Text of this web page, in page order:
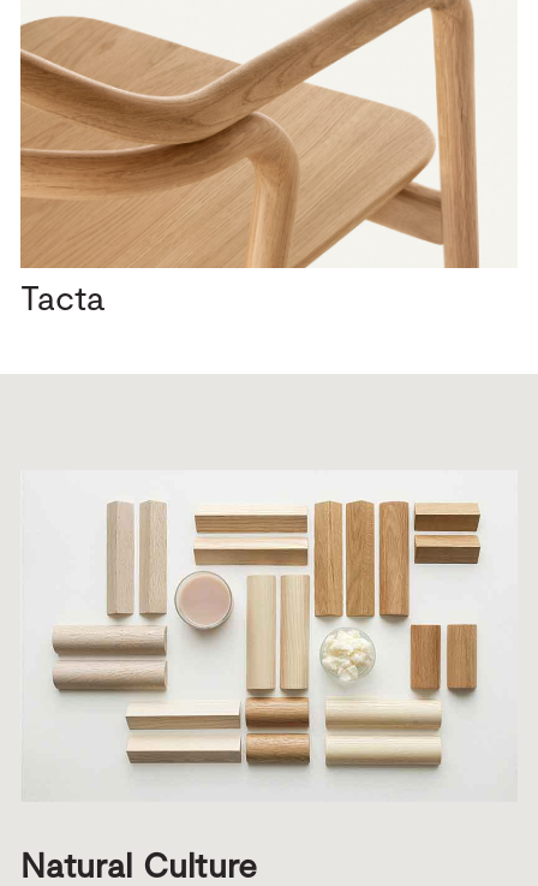
Tacta
Natural Culture